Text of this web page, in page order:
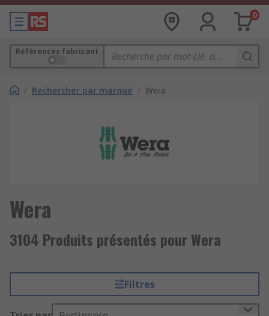
0
Références fabricant
/ Rechercher par marque / Wera
Wera
3104 Produits présentés pour Wera
Filtres